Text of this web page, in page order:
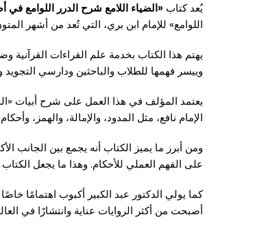
يُعد كتاب «الضياء اللامع شرح الدرر اللوامع في
اللوامع» للإمام ابن بري، التي تُعد من أشهر
يهتم هذا الكتاب بخدمة علم القراءات القرآنية
وييسر فهمها للطلاب والباحثين ودارسي التجويد
يعتمد المؤلف في هذا العمل على شرح أبيات
الإمام نافع، مثل المدود، والإمالة، والهمز،
ومن أبرز ما يميز الكتاب أنه يجمع بين الجانب
على الفهم العملي للأحكام. وهذا ما يجعل
كما يولي الدكتور عبد الكبير أكبوب اهتمامًا
أصبحت من أكثر الروايات عناية وانتشارًا في